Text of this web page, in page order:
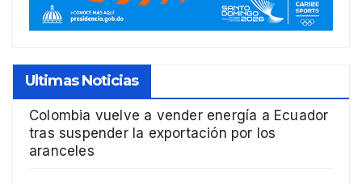
Ultimas Noticias
Colombia vuelve a vender energía a Ecuador
tras suspender la exportación por los
aranceles